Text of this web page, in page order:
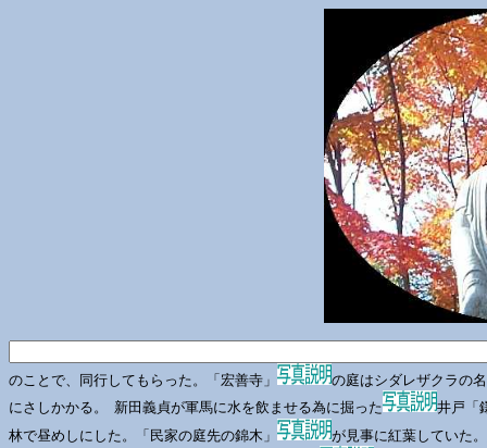
のことで、同行してもらった。「宏善寺」
の庭はシダレザクラの
にさしかかる。 新田義貞が軍馬に水を飲ませる為に掘った
井戸「
林で昼めしにした。「民家の庭先の錦木」
が見事に紅葉していた